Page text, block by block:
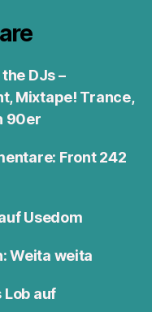
DJs –
Mixtape! Trance,
90er
Front 242
Usedom
Weita weita
Lob auf